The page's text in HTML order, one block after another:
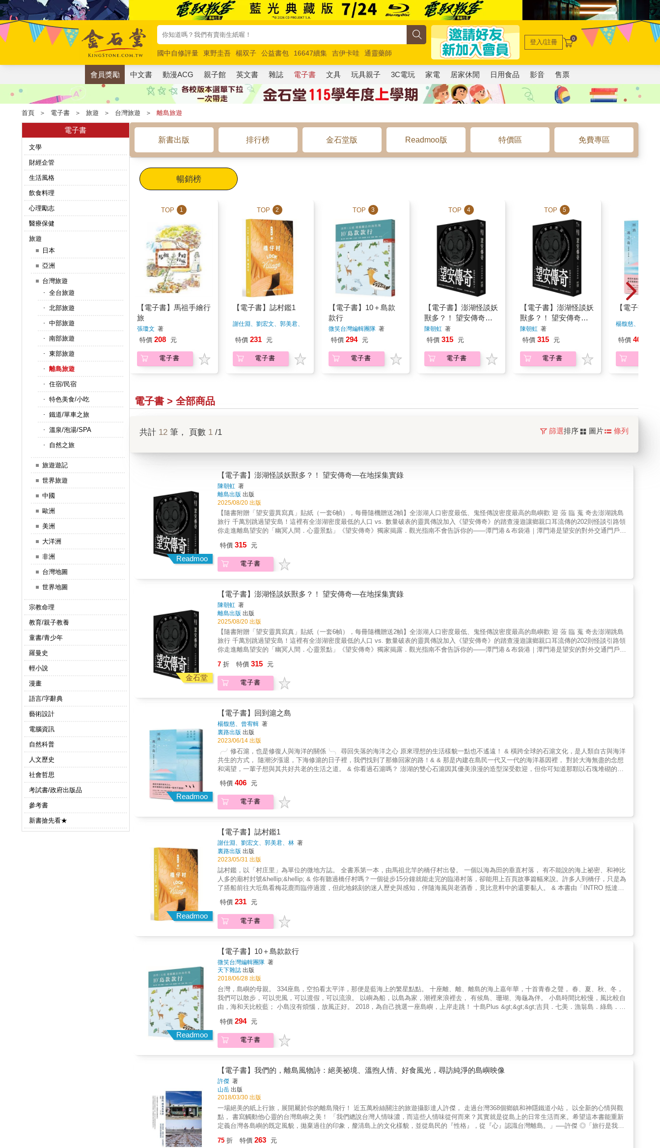
國中自修評量 東野圭吾 楊双子 公益書包 16647續集 吉伊卡哇
通靈藥師
唯紅花綻放
奧德賽 路邊攤新作 馬斯克 玩具總動員5 超慢跑
登入/註冊 0
會員獎勵 中文書 動漫ACG 親子館 英文書 雜誌 電子書 文具 玩具親子 3C電玩 家電 居家休閒 日用食品 影音 售票
首頁 ＞ 電子書 ＞ 旅遊 ＞ 台灣旅遊 ＞ 離島旅遊
電子書
文學
財經企管
生活風格
飲食料理
心理勵志
醫療保健
旅遊
日本
亞洲
台灣旅遊
全台旅遊
北部旅遊
中部旅遊
南部旅遊
東部旅遊
離島旅遊
住宿/民宿
特色美食/小吃
鐵道/單車之旅
溫泉/泡湯/SPA
自然之旅
旅遊遊記
世界旅遊
中國
歐洲
美洲
大洋洲
非洲
台灣地圖
世界地圖
宗教命理
教育/親子教養
童書/青少年
羅曼史
輕小說
漫畫
語言/字辭典
藝術設計
電腦資訊
自然科普
人文歷史
社會哲思
考試書/政府出版品
參考書
新書搶先看★
新書出版 排行榜 金石堂版 Readmoo版 特價區 免費專區
暢銷榜
TOP 1
【電子書】馬祖手繪行
旅
張瓊文 著
特價 208 元
電子書
TOP 2
【電子書】誌村鑑1
謝仕淵、劉宏文、郭美君、
特價 231 元
電子書
TOP 3
【電子書】10＋島款
款行
微笑台灣編輯團隊著
特價 294 元
電子書
TOP 4
【電子書】澎湖怪談妖
獸多？！ 望安傳奇—
在地採集實錄
陳朝虹著
特價 315 元
電子書
TOP 5
【電子書】澎湖怪談妖
獸多？！ 望安傳奇—
在地採集實錄
陳朝虹著
特價 315 元
電子書
【電子書】
楊馥慈、曾宥輯
特價 406
電子書 > 全部商品
共計 12 筆， 頁數 1 /1 篩選排序 圖片 條列
Readmoo
【電子書】澎湖怪談妖獸多？！ 望安傳奇—在地採集實錄
陳朝虹 著
離島出版 出版
2025/08/20 出版
【隨書附贈「望安靈異寫真」貼紙（一套6幀），每冊隨機贈送2幀】全澎湖人口密度最低、鬼怪傳說密度最高的島嶼歡 迎 蒞 臨 蒐 奇去澎湖跳島
旅行 千萬別跳過望安島！這裡有全澎湖密度最低的人口 vs. 數量破表的靈異傳說加入《望安傳奇》的踏查漫遊讓鄉親口耳流傳的202則怪談引路領
你走進離島望安的「幽冥人間．心靈景點」《望安傳奇》獨家揭露．觀光指南不會告訴你的——潭門港＆布袋港｜潭門港是望安的對外交通門戶，
港灣，嚇你一把之餘不忘幫忙推車上坡。西安水庫｜從望安國中後方的澎34道路往西安水庫方向，千萬小心通行，要是感到一陣冷風吹過，切莫
左右張望，免得遇見臉皮掀開、鮮血直流的小女孩向你求救……西安砲台｜明、清留下的砲台遺跡，想瞻仰歷史最好不要摸黑前去，以免遇見一群
穿著藏青長袍、頭髮繫辮的「人」垂頭四處來去，要是看到雙手捧扶頭部的人朝你走來，務必快速離開，免得雙腿嚇到無力逃跑。望安機場｜當機
別亂撿，免得被隨時出沒沙灘上的老婆婆盯上、伏在你身邊監視你一舉一動……更多的靈異傳奇點位，等你親臨尋覓打卡！
特價 315 元
電子書
金石堂
【電子書】澎湖怪談妖獸多？！ 望安傳奇—在地採集實錄
陳朝虹 著
離島出版 出版
2025/08/20 出版
【隨書附贈「望安靈異寫真」貼紙（一套6幀），每冊隨機贈送2幀】全澎湖人口密度最低、鬼怪傳說密度最高的島嶼歡 迎 蒞 臨 蒐 奇去澎湖跳島
旅行 千萬別跳過望安島！這裡有全澎湖密度最低的人口 vs. 數量破表的靈異傳說加入《望安傳奇》的踏查漫遊讓鄉親口耳流傳的202則怪談引路領
你走進離島望安的「幽冥人間．心靈景點」《望安傳奇》獨家揭露．觀光指南不會告訴你的——潭門港＆布袋港｜潭門港是望安的對外交通門戶，
港灣，嚇你一把之餘不忘幫忙推車上坡。西安水庫｜從望安國中後方的澎34道路往西安水庫方向，千萬小心通行，要是感到一陣冷風吹過，切莫
左右張望，免得遇見臉皮掀開、鮮血直流的小女孩向你求救……西安砲台｜明、清留下的砲台遺跡，想瞻仰歷史最好不要摸黑前去，以免遇見一群
穿著藏青長袍、頭髮繫辮的「人」垂頭四處來去，要是看到雙手捧扶頭部的人朝你走來，務必快速離開，免得雙腿嚇到無力逃跑。望安機場｜當機
別亂撿，免得被隨時出沒沙灘上的老婆婆盯上、伏在你身邊監視你一舉一動……更多的靈異傳奇點位，等你親臨尋覓打卡！
7 折 特價 315 元
電子書
Readmoo
【電子書】回到滬之島
楊馥慈、曾宥輯 著
裏路出版 出版
2023/06/14 出版
╭╯修石滬，也是修復人與海洋的關係╰╮ 尋回失落的海洋之心 原來理想的生活樣貌一點也不遙遠！ & 橫跨全球的石滬文化，是人類自古與海洋
共生的方式， 隨潮汐漲退，下海修滬的日子裡，我們找到了那條回家的路！& & 那是內建在島民一代又一代的海洋基因裡， 對於大海無盡的念想
和渴望，一輩子想與其共好共老的生活之道。 & 你看過石滬嗎？ 澎湖的雙心石滬因其優美浪漫的造型深受歡迎，但你可知道那顆以石塊堆砌的
座小島所組成的澎湖群島，擁有形態迥異、外型優美、保存完整、分布密度也最高的石滬群，石滬不僅是對於海洋生態溫柔友好的捕魚方式，其建
築技法工藝更堪稱是潮間帶上的藝術品&mdash;&mdash;師傅們長時間將身體浸泡在海水中徒手撬動、搬運硬實的玄武岩，一顆顆轉動、為其尋找
最佳角度與位置，慢慢疊砌出一道海上長城景觀。 & 它曾而餵養無數澎湖人、創造一夜致富傳説、與澎湖人相互依存共生的漁滬文化卻面臨將逐
頭的重量與形狀，當潮起潮退，石滬會用它長長的臂彎與偌大的愛心為你留住魚群。 & 兩位生在島上卻不懂海的澎湖青年，以修復為起點，拉開
探索石滬文明的帷幕，見證一口又一口石滬興衰的歷史，並追隨匠師走入漁村，從頭體會在地日常，描繪出這座島嶼隱藏在大海底下的真實面貌，
記錄下那些即將被遺忘的里海生活方式&mdash;&mdash;炤海巡滬、刺網拋網、捻海菜挽紫菜、手釣魚、自編魚簍草鞋、徛魚灶煠魚、家家都有的
醃漬海味「膎」⋯⋯。 & 這是澎湖人因滬而相連，牽起整個世代之間集體的海洋記憶，與無數個關於滬與守滬者的故事。 & ╭╯╰╮石滬小字典
╭╯╰╮ 你所不知道的滬知識與照片紀錄 & - 快失傳的石滬建築技藝-& 掘、撬、轉與疊砌、運石料、填櫃、直到完工前的最後一哩路
&mdash;&mdash;敲與修面，修滬菜鳥跟著下海，一一紀錄師傅們從清整地基開始，如何化零為整的精妙手路。 & - 石滬構造與功能介紹 -& 石滬
中央的那顆「心」，和環抱海岸的長長手臂各有什麼功能？帶你了解滬房、滬門、滬碇、伸腳、魚井、滬牙到腳路等部位的設計其實各有巧妙之
處，世界各地隨著當地石材、洋流特性不同，造型也各有千秋。 & - 經營「石滬股份有限公司」不可不知 -& 一口石滬如何由眾多「股主」一同經
營、分潤？為求公平，滬主巡滬順序每年都會「滬鬮」以抽籤決定。「巡滬」只有輪到當天值日的滬主才能巡，偷巡滬被抓到下場有多慘？ & - 澎
能擔任「徛灶」一職。 討海達人們的家私介紹：炤海、手釣魚、遛海菜挽紫菜、刺網、打草鞋。 & 澎湖漁村的隱藏口味：氣味可媲美瑞典鯡魚罐
頭的「膎」，想到就會流口水、魚灶裡的醬油「鹹汁」。 & - 踏查石滬禮貌守則 - 想實際親近石滬嗎？先做功課很重要！哪些石滬可以前往，哪些
又是危險地帶生人勿近？學會看潮汐預報不可少，告訴你如何從潮差判斷最佳踏查時機！ & ╭╯╰╮滬口調查漁滬小報╭╯╰╮ 澎湖石滬的傳奇
程、滬主組成或曾經風光輝煌的紀錄，離島出走將多年來走踏現場、訪問當地滬主耆老，與彙整歷史文獻所得，重新為這些傳奇石滬譜寫下它們的
精采故事。並不時穿插可愛的「澎漁諺」，由漁滬文化衍生出的諺語介紹： & ＃一份倒掛仔，可以養一家、親像丁香、鱙仔在落笱。 ＃有船仔頭
佮凹仔的份，就娶某。
特價 406 元
電子書
Readmoo
【電子書】誌村鑑1
謝仕淵、劉宏文、郭美君、林 著
裏路出版 出版
2023/05/31 出版
誌村鑑，以「村庄里」為單位的微地方誌。 全書系第一本，由馬祖北竿的橋仔村出發。 一個以海為田的垂直村落， 有不能說的海上祕密、和神比
人多的廟村封號&hellip;&hellip; & 你有聽過橋仔村嗎？一個徒步15分鐘就能走完的臨港村落，卻能用上百頁故事篇幅來說。許多人到橋仔，只是為
了搭船前往大坵島看梅花鹿而臨停過渡，但此地銘刻的迷人歷史與感知，伴隨海風與老酒香，竟比意料中的還要黏人。 & 本書由「INTRO 抵達之
時刻，也定焦過往戰地政務，在海灘上留下的痕跡。 & 鹹味、身體感、神明：三大單元，深入探尋村里的獨特個性 「SMELL有一種鹹味」談橋仔
與海為田的獨特生活面貌，還有其因為鄰近中國，而有的那個「不能說的海上祕密」&hellip;&hellip;「BODY用身體認識」則從橋仔「垂直村落」
的地形特色切入，是什麼原因讓在地耆老即便換過人工關節，仍不厭其煩於村內移動？「GOD神明是好鄰居」所言不假，一眼可望盡的小小橋仔
機會開嗎？」當地人會跟你說：「你看那個雲啊&hellip;&hellip;」 & 每個人都是島嶼上某一處村里，其一個此曾仍在的人 想像「你」也有所歸
屬，你會怎麼述說自己與一村之間的聯繫？橋仔村裡此曾仍在的人，是在他們個人性格上堆疊大的歷史，住著的人曾於戰地政務時期為女性爭取出
海權利、修行的人造船、帶著神明離開的人奉玄天上帝旨意搬遷、回來的人唱戲。還有暫時離開的人還正在體會、尋覓&hellip;&hellip; ▲▲▲誌村
鑑LOOK for VILLAGE▲▲▲ 誌村，始於一地被重新觀看。 我們經常帶著特定視角觀看「地方」，對於鄉村生活有一套固定的想像，城與鄉各自
的面貌消失在互為對比的差異中，缺少背後應有的在地脈絡；因此，透過量身打造的議題設定，將地方的獨特性書寫出來，藉此彰顯每個區域特有
的生活樣貌。 而全台灣21縣市的336個市、鎮、鄉、區當中，共有6,609個村里，其中台北市有435個里，金馬地區則有59個村。這是書寫地址
時，總是被省略的區位，也是經常被遺忘的觀看尺度。此書系以「村庄里」出發，與團隊實際踏查、探索微小範圍內的「地方」，讓「認識」不止
於旅遊的三天兩夜，而能看見一地縱貫的時間軸、居民一日橫向的生活切片。 每個地方都需要故事，才能定位和對外述說自己是誰。我們將人和
地的故事，濃縮成一本可以塞在口袋隨身攜帶的旅遊知識書，也是少見以「村庄里」為尺度的微觀地理學誌&mdash;&mdash;因為小，而更得以發
看見更多意料之外的生活況味。 & ▲最深入的口袋書：因為範圍小，所以看得深。製作團隊實地探索一地的前世今生、居民的一日生活切片，更
用嗅覺、身體感、信仰&hellip;&hellip;走入地方。 & ▲最在地的異地感：對很多人來說，國內鄉村地方可能比國外更陌生。本系列標誌出台灣最小
的行政單位，以探索未知的新鮮眼光，認識在地文化。 &
特價 231 元
電子書
Readmoo
【電子書】10＋島款款行
微笑台灣編輯團隊 著
天下雜誌 出版
2018/06/28 出版
台灣，島嶼的母親。 334座島，空拍看太平洋，那便是藍海上的繁星點點。 十座離、離、離島的海上嘉年華，十首青春之聲， 春、夏、秋、冬，
我們可以散步，可以兜風，可以渡假，可以流浪。 以嶼為船，以島為家，潮裡來浪裡去， 有候鳥、珊瑚、海龜為伴。 小島時間比較慢，風比較自
由，海和天比較藍； 小島沒有煩惱，放風正好。 2018，為自己挑選一座島嶼，上岸走跳！ 十島Plus &gt;&gt;&gt;吉貝．七美．漁翁島．綠島．小
只有夏天才適合旅行島嶼的刻板印象，四季都能上島走跳 ✔行程打包好，吃當季、島生活、樂在地、迷文化、瘋創意，一個人、一群人，隨時出
發
特價 294 元
電子書
【電子書】我們的，離島風物詩：絕美祕境、溫煦人情、好食風光，尋訪純淨的島嶼映像
許傑 著
山岳 出版
2018/03/30 出版
一場絕美的紙上行旅，展開屬於你的離島飛行！ 近五萬粉絲關注的旅遊攝影達人許傑， 走過台灣368個鄉鎮和神隱鐵道小站， 以全新的心情與觀
點， 書寫觸動他心靈的台灣島嶼之美！ 「我們總說台灣人情味濃，而這些人情味從何而來？其實就是從島上的日常生活而來。希望這本書能重新
定義台灣各島嶼的既定風貌，拋棄過往的印象，釐清島上的文化樣貌，並從島民的『性格』，從『心』認識台灣離島。」──許傑 ◎「旅行是我生
這塊土地從不缺乏故事與美景，不過缺了一雙能捕捉細微之處的眼睛。於是，十年來他從未曾停下腳步，持續以文字與攝影記錄台灣各地角落的點
75 折 特價 263 元